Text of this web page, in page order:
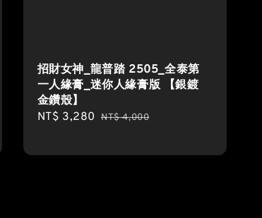
招財女神_龍普踏 2505_全泰第
一人緣膏_迷你人緣膏版 【銀鍍
金鑽殼】
Sale
NT$ 3,280 Regular
NT$ 4,000